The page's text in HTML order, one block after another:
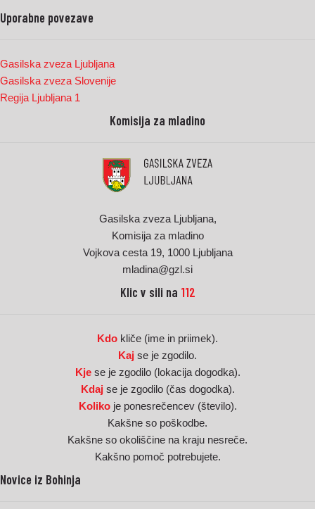
Uporabne povezave
Gasilska zveza Ljubljana
Gasilska zveza Slovenije
Regija Ljubljana 1
Komisija za mladino
Gasilska zveza Ljubljana,
Komisija za mladino
Vojkova cesta 19, 1000 Ljubljana
mladina@gzl.si
Klic v sili na 112
Kdo kliče (ime in priimek).
Kaj se je zgodilo.
Kjese je zgodilo (lokacija dogodka).
Kdaj se je zgodilo (čas dogodka).
Kolikoje ponesrečencev (število).
Kakšne so poškodbe.
Kakšne so okoliščine na kraju nesreče.
Kakšno pomoč potrebujete.
Novice iz Bohinja